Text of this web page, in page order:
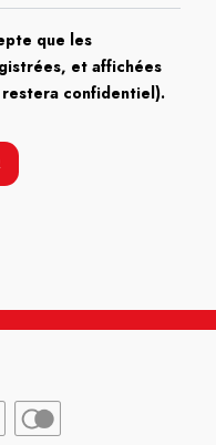
que les
et affichées
confidentiel).